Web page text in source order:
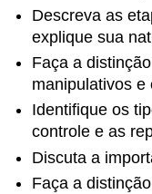
Descreva as
explique sua
Faça a
manipulativos e
Identifique os
controle e as
Discuta a
Faça a